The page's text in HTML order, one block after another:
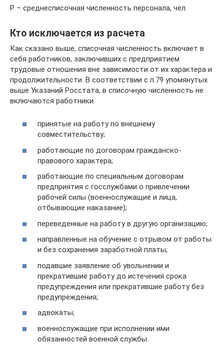
Р – среднесписочная численность персонала, чел.
Кто исключается из расчета
Как сказано выше, списочная численность включает в
себя работников, заключивших с предприятием
трудовые отношения вне зависимости от их характера и
продолжительности. В соответствии с п.79 упомянутых
выше Указаний Росстата, в списочную численность не
включаются работники:
принятые на работу по внешнему
совместительству;
работающие по договорам гражданско-
правового характера;
работающие по специальным договорам
предприятия с госслужбами о привлечении
рабочей силы (военнослужащие и лица,
отбывающие наказание);
переведенные на работу в другую организацию;
направленные на обучение с отрывом от работы
и без сохранения заработной платы;
подавшие заявление об увольнении и
прекратившие работу до истечения срока
предупреждения или прекратившие работу без
предупреждения;
адвокаты;
военнослужащие при исполнении ими
обязанностей военной службы.